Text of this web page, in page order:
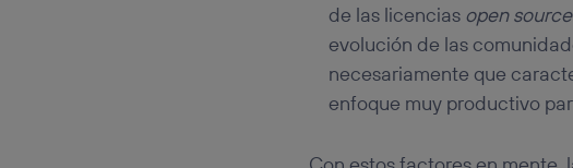
de las licencias open source
evolución de las
necesariamente que
enfoque muy productivo